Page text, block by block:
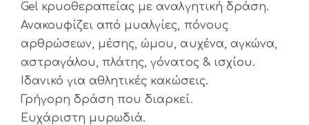
Gel κρυοθεραπείας με αναλγητική δράση.
Ανακουφίζει από μυαλγίες, πόνους
αρθρώσεων, μέσης, ώμου, αυχένα, αγκώνα,
αστραγάλου, πλάτης, γόνατος & ισχίου.
Ιδανικό για αθλητικές κακώσεις.
Γρήγορη δράση που διαρκεί.
Ευχάριστη μυρωδιά.